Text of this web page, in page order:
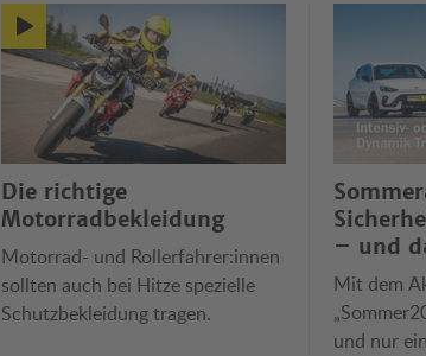
Die richtige
Motorradbekleidung
Motorrad- und Rollerfahrer:innen
sollten auch bei Hitze spezielle
Schutzbekleidung tragen.
– und
Mit dem
und nur